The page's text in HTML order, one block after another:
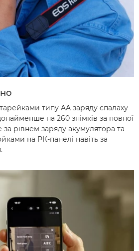
типу AA заряду спалаху
на 260 знімків за повної
за рівнем заряду акумулятора та
на РК-панелі навіть за